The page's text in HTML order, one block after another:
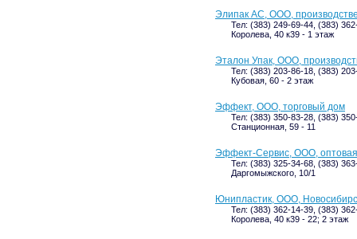
Элипак АС, ООО,
Тел: (383) 249-69-44, (383)
Королева, 40 к39 - 1 этаж
Эталон Упак, ООО,
Тел: (383) 203-86-18, (383)
Кубовая, 60 - 2 этаж
Эффект, ООО, торговый дом
Тел: (383) 350-83-28, (383)
Станционная, 59 - 11
Эффект-Сервис, ООО,
Тел: (383) 325-34-68, (383)
Даргомыжского, 10/1
Юнипластик, ООО,
Тел: (383) 362-14-39, (383)
Королева, 40 к39 - 22; 2 этаж